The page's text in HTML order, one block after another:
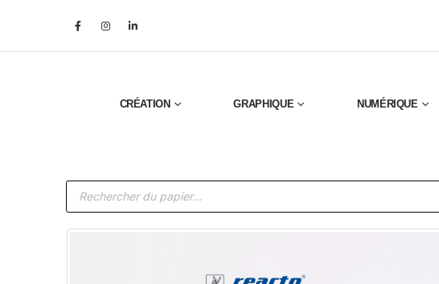
CRÉATION GRAPHIQUE NUMÉRIQUE